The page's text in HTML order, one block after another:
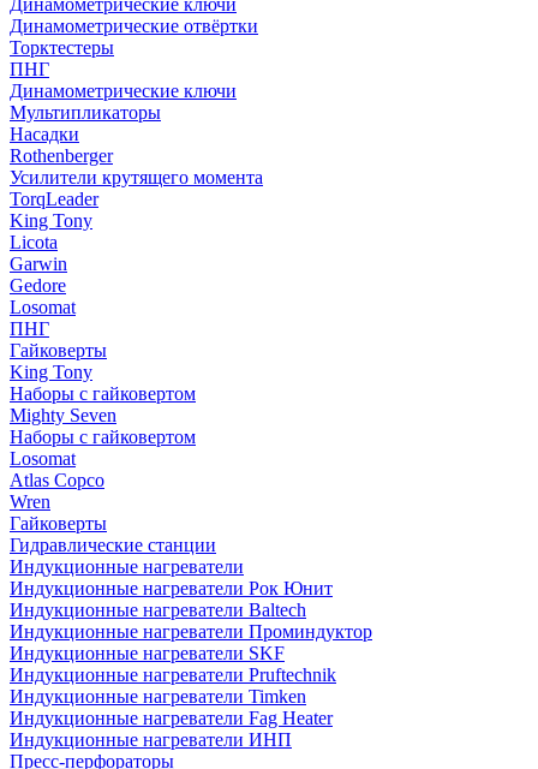
Динамометрические ключи
Динамометрические отвёртки
Торктестеры
ПНГ
Динамометрические ключи
Мультипликаторы
Насадки
Rothenberger
Усилители крутящего момента
TorqLeader
King Tony
Licota
Garwin
Gedore
Losomat
ПНГ
Гайковерты
King Tony
Наборы с гайковертом
Mighty Seven
Наборы с гайковертом
Losomat
Atlas Copco
Wren
Гайковерты
Гидравлические станции
Индукционные нагреватели
Индукционные нагреватели Рок Юнит
Индукционные нагреватели Baltech
Индукционные нагреватели Проминдуктор
Индукционные нагреватели SKF
Индукционные нагреватели Pruftechnik
Индукционные нагреватели Timken
Индукционные нагреватели Fag Heater
Индукционные нагреватели ИНП
Пресс-перфораторы